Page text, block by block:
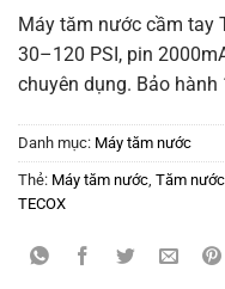
Máy tăm nước cầm tay
30–120 PSI, pin
chuyên dụng. Bảo hành
Danh mục: Máy tăm nước
Thẻ: Máy tăm nước, Tăm
TECOX